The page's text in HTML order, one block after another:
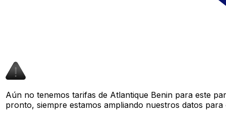
Aún no tenemos tarifas de Atlantique Benin para este
pronto, siempre estamos ampliando nuestros datos